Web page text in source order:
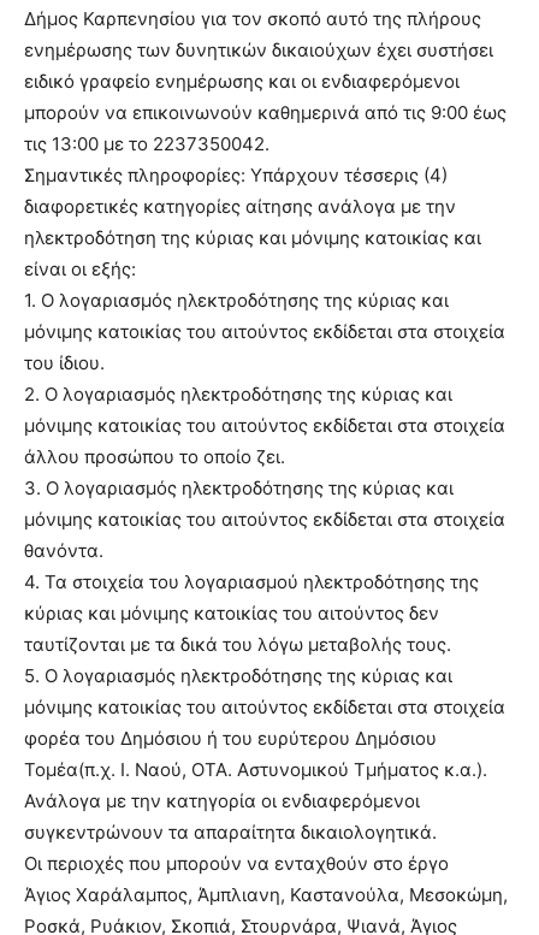
Δήμος Καρπενησίου για τον σκοπό αυτό της πλήρους
ενημέρωσης των δυνητικών δικαιούχων έχει συστήσει
ειδικό γραφείο ενημέρωσης και οι ενδιαφερόμενοι
μπορούν να επικοινωνούν καθημερινά από τις 9:00 έως
τις 13:00 με το 2237350042.
Σημαντικές πληροφορίες: Υπάρχουν τέσσερις (4)
διαφορετικές κατηγορίες αίτησης ανάλογα με την
ηλεκτροδότηση της κύριας και μόνιμης κατοικίας και
είναι οι εξής:
1. Ο λογαριασμός ηλεκτροδότησης της κύριας και
μόνιμης κατοικίας του αιτούντος εκδίδεται στα στοιχεία
του ίδιου.
2. Ο λογαριασμός ηλεκτροδότησης της κύριας και
μόνιμης κατοικίας του αιτούντος εκδίδεται στα στοιχεία
άλλου προσώπου το οποίο ζει.
3. Ο λογαριασμός ηλεκτροδότησης της κύριας και
μόνιμης κατοικίας του αιτούντος εκδίδεται στα στοιχεία
θανόντα.
4. Τα στοιχεία του λογαριασμού ηλεκτροδότησης της
κύριας και μόνιμης κατοικίας του αιτούντος δεν
ταυτίζονται με τα δικά του λόγω μεταβολής τους.
5. Ο λογαριασμός ηλεκτροδότησης της κύριας και
μόνιμης κατοικίας του αιτούντος εκδίδεται στα στοιχεία
φορέα του Δημόσιου ή του ευρύτερου Δημόσιου
Τομέα(π.χ. Ι. Ναού, ΟΤΑ. Αστυνομικού Τμήματος κ.α.).
Ανάλογα με την κατηγορία οι ενδιαφερόμενοι
συγκεντρώνουν τα απαραίτητα δικαιολογητικά.
Οι περιοχές που μπορούν να ενταχθούν στο έργο
Άγιος Χαράλαμπος, Άμπλιανη, Καστανούλα, Μεσοκώμη,
Ροσκά, Ρυάκιον, Σκοπιά, Στουρνάρα, Ψιανά, Άγιος